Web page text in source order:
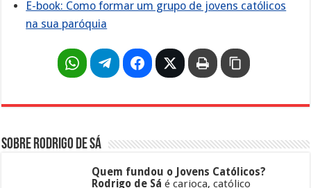
E-book: Como formar um grupo de jovens católicos
na sua paróquia
Sobre Rodrigo de Sá
Quem fundou o Jovens Católicos?
Rodrigo de Sá é carioca, católico